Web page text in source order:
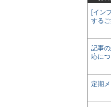
[イン
する
記事
応に
定期